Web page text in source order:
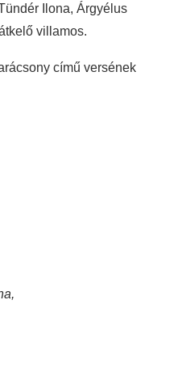
Ilona, Árgyélus
villamos.
című versének